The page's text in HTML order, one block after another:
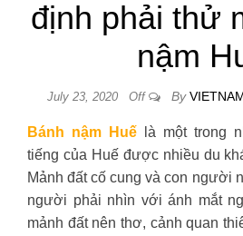
định phải thử
nậm
July 23, 2020 Off By
Bánh nậm Huế là một trong
tiếng của Huế được nhiều du
Mảnh đất cố cung và con người
người phải nhìn với ánh mắt
mảnh đất nên thơ, cảnh quan